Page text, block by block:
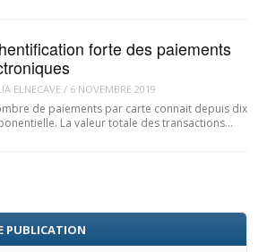
forte des paiements
ELNECAVE / 6 NOVEMBRE 2019
de paiements par carte connait depuis dix
La valeur totale des transactions…
PUBLICATION